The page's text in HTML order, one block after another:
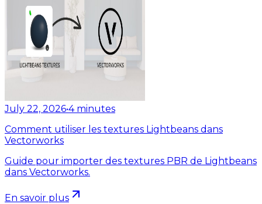
July 22, 2026•4 minutes
Comment utiliser les textures Lightbeans dans
Vectorworks
Guide pour importer des textures PBR de Lightbeans
dans Vectorworks.
En savoir plus